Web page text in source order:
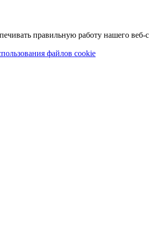
правильную работу нашего веб-
файлов cookie